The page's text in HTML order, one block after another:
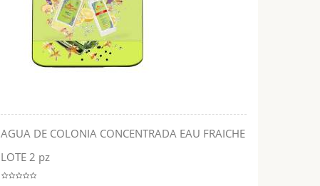
AGUA DE COLONIA CONCENTRADA EAU FRAICHE
LOTE 2 pzADĂUGĂ ÎN COŞ